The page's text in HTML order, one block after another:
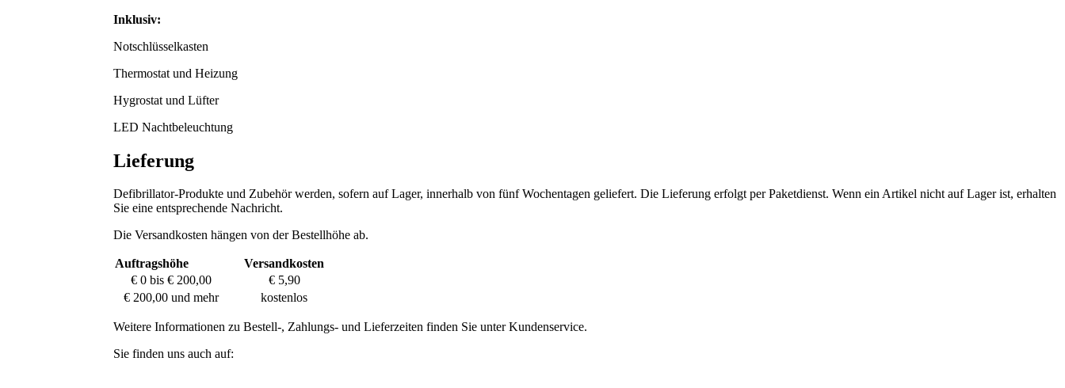
Inklusiv:
Notschlüsselkasten
Thermostat und Heizung
Hygrostat und Lüfter
LED Nachtbeleuchtung
Lieferung
Defibrillator-Produkte und Zubehör werden, sofern auf Lager, innerhalb von fünf Wochentagen geliefert. Die Lieferung erfolgt per Paketdienst. Wenn ein Artikel nicht auf Lager ist, erhalten
Sie eine entsprechende Nachricht.
Die Versandkosten hängen von der Bestellhöhe ab.
Auftragshöhe
Versandkosten
€ 0 bis € 200,00
€ 5,90
€ 200,00 und mehr
kostenlos
Weitere Informationen zu Bestell-, Zahlungs- und Lieferzeiten finden Sie unter Kundenservice.
Sie finden uns auch auf: